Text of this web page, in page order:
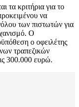
τα κριτήρια για το
να
των πιστωτών για
Ο
ο οφειλέτης
τραπεζικών
300.000 ευρώ.